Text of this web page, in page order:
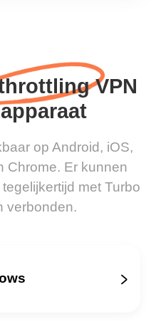
VPN
op Android, iOS,
Chrome. Er kunnen
met Turbo
verbonden.